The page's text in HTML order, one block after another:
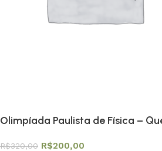
Olimpíada Paulista de Física –
R$320,00 R$200,00